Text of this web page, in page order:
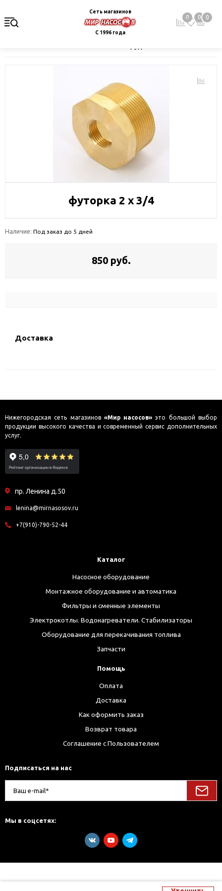
Сеть магазинов
С 1996 года
0 0 0
футорка 2 х 3/4
Наличие: Под заказ до 5 дней
850 руб.
Доставка
Нижегородская сеть магазинов «Мир насосов» это большой выбор
продукции высокого качества и современный сервис дополнительных
услуг.
пр. Ленина д.50
lenina@mirnasosov.ru
+7(910)-790-52-44
Каталог
Насосное оборудование
Монтажное оборудование и автоматика
Фильтры и сменные элементы
Электрокотлы. Водонагреватели. Стабилизаторы
Оборудование для перекачивания топлива
Запчасти
Помощь
Оплата
Доставка
Как оформить заказ
Возврат товара
Соглашение с Пользователем
Подписаться на нас
Мы в соцсетях: